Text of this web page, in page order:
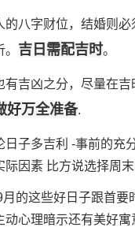
的八字财位，结婚则
吉日需配吉时。
有吉凶之分，尽量在
好万全准备.
日子多吉利 -事前的充
际因素 比方说选择周
的这些好日子跟首
心理暗示还有美好寓